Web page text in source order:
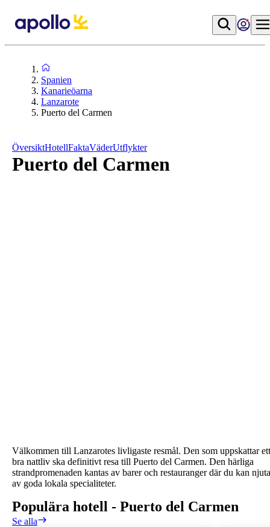
Spanien
Kanarieöarna
Lanzarote
Puerto del Carmen
ÖversiktHotellFaktaVäderUtflykter
Puerto del Carmen
Välkommen till Lanzarotes livligaste resmål. Den som uppskattar ett
bra nattliv ska definitivt resa till Puerto del Carmen. Den härliga
strandpromenaden kantas av barer och restauranger där du kan njuta
av goda lokala specialiteter.
Populära hotell - Puerto del Carmen
Se alla